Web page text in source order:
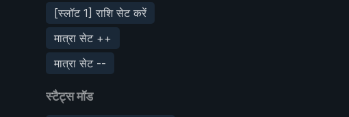
[स्लॉट 1] राशि सेट करें
मात्रा सेट ++
मात्रा सेट --
स्टैट्स मॉड